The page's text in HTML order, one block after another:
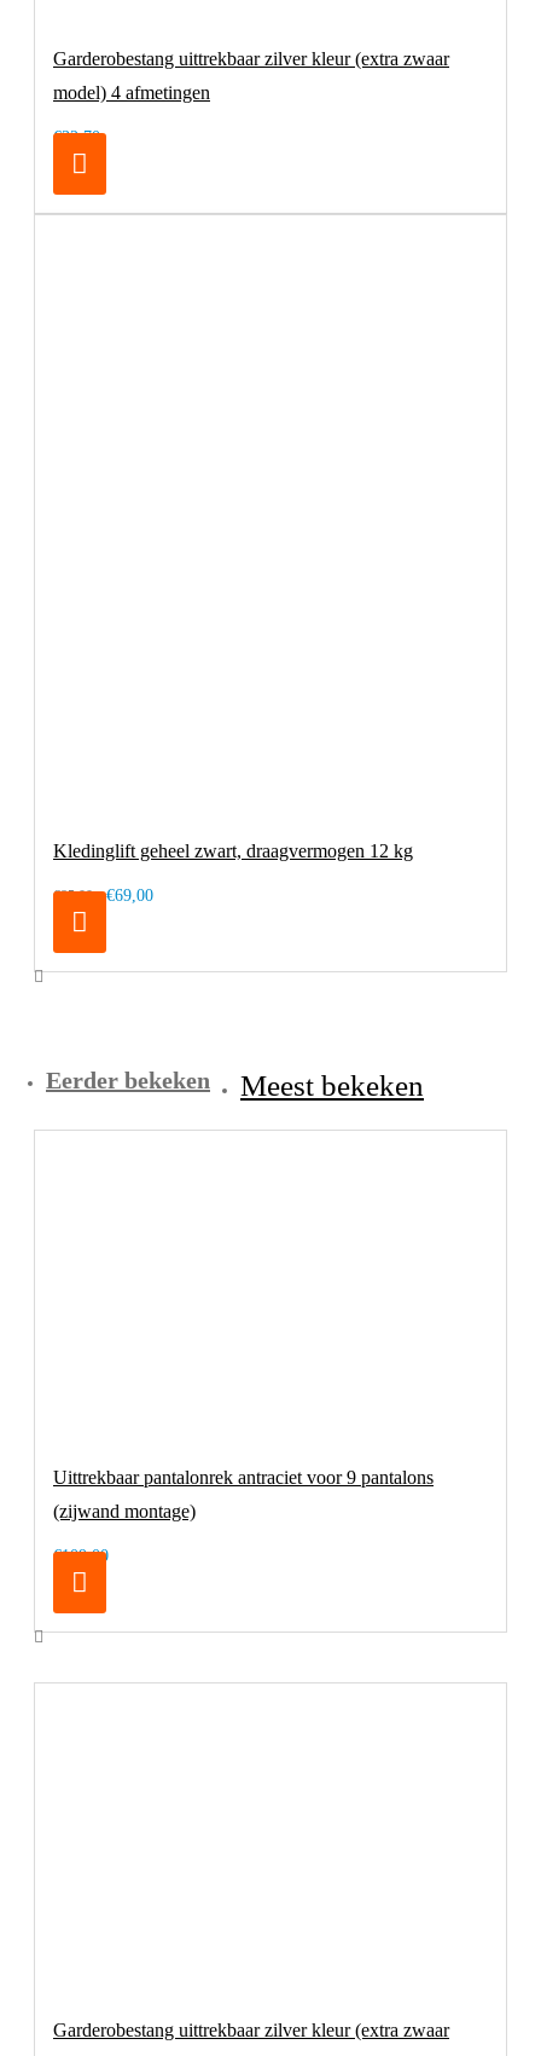
Garderobestang uittrekbaar zilver kleur (extra zwaar
model) 4 afmetingen
€32,70
Kledinglift geheel zwart, draagvermogen 12 kg
€85,00 €69,00
Eerder bekeken Meest bekeken
Uittrekbaar pantalonrek antraciet voor 9 pantalons
(zijwand montage)
€109,00
Garderobestang uittrekbaar zilver kleur (extra zwaar